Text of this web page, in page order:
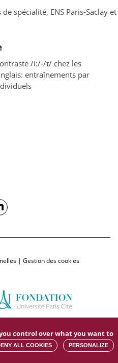
spécialité, ENS Paris-Saclay et
/i:/-/ɪ/ chez les
entraînements par
| Gestion des cookies
control over what you want to
ALL COOKIES PERSONALIZE